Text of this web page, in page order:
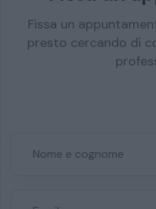
Fissa un
presto cercando di